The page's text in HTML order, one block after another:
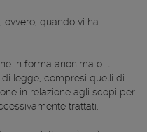
ovvero, quando vi ha
in forma anonima o il
legge, compresi quelli di
in relazione agli scopi per
trattati;